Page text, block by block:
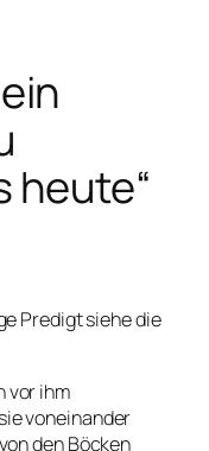
heute“
Predigt siehe die
vor ihm
voneinander
den Böcken